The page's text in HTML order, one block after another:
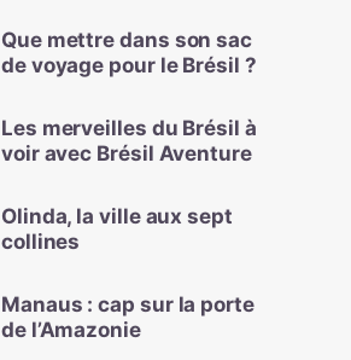
Que mettre dans son sac
de voyage pour le Brésil ?
Les merveilles du Brésil à
voir avec Brésil Aventure
Olinda, la ville aux sept
collines
Manaus : cap sur la porte
de l’Amazonie